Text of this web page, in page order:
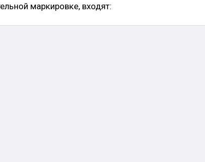
маркировке, входят: